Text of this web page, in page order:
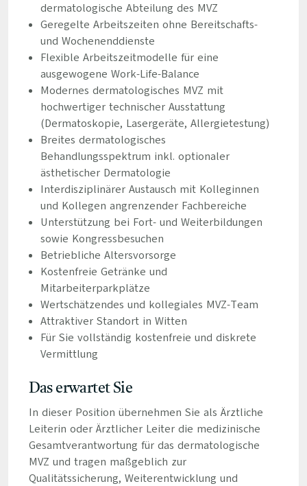
dermatologische Abteilung des MVZ
Geregelte Arbeitszeiten ohne Bereitschafts-
und Wochenenddienste
Flexible Arbeitszeitmodelle für eine
ausgewogene Work-Life-Balance
Modernes dermatologisches MVZ mit
hochwertiger technischer Ausstattung
(Dermatoskopie, Lasergeräte, Allergietestung)
Breites dermatologisches
Behandlungsspektrum inkl. optionaler
ästhetischer Dermatologie
Interdisziplinärer Austausch mit Kolleginnen
und Kollegen angrenzender Fachbereiche
Unterstützung bei Fort- und Weiterbildungen
sowie Kongressbesuchen
Betriebliche Altersvorsorge
Kostenfreie Getränke und
Mitarbeiterparkplätze
Wertschätzendes und kollegiales MVZ-Team
Attraktiver Standort in Witten
Für Sie vollständig kostenfreie und diskrete
Vermittlung
Das erwartet Sie
In dieser Position übernehmen Sie als Ärztliche
Leiterin oder Ärztlicher Leiter die medizinische
Gesamtverantwortung für das dermatologische
MVZ und tragen maßgeblich zur
Qualitätssicherung, Weiterentwicklung und